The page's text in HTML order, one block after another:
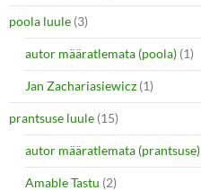
poola luule (3)
autor määratlemata (poola) (1)
Jan Zachariasiewicz (1)
prantsuse luule (15)
autor määratlemata (prantsuse)
Amable Tastu (2)